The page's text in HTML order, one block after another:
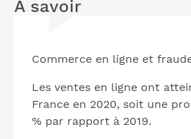
A savoir
Commerce en ligne et
Les ventes en ligne ont
France en 2020, soit une
% par rapport à 2019.